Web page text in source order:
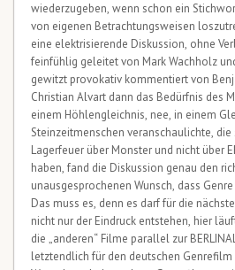
wiederzugeben, wenn schon ein
von eigenen Betrachtungsweisen
eine elektrisierende Diskussion, ohne
feinfühlig geleitet von Mark Wachholz
gewitzt provokativ kommentiert von
Christian Alvart dann das Bedürfnis des
einem Höhlengleichnis, nee, in einem
Steinzeitmenschen veranschaulichte, die
Lagerfeuer über Monster und nicht über
haben, fand die Diskussion genau den
unausgesprochenen Wunsch, dass
Das muss es, denn es darf für die
nicht nur der Eindruck entstehen, hier
die „anderen“ Filme parallel zur
letztendlich für den deutschen